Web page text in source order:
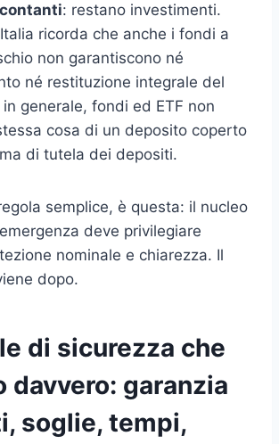
: restano investimenti.
ricorda che anche i fondi a
non garantiscono né
né restituzione integrale del
generale, fondi ed ETF non
cosa di un deposito coperto
di tutela dei depositi.
semplice, è questa: il nucleo
deve privilegiare
nominale e chiarezza. Il
dopo.
di sicurezza che
davvero: garanzia
soglie, tempi,